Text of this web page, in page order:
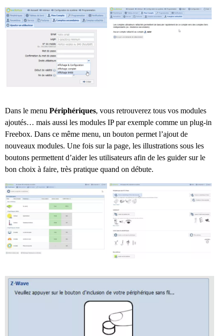
Dans le menu Périphériques, vous retrouverez tous vos modules
ajoutés… mais aussi les modules IP par exemple comme un plug-in
Freebox. Dans ce même menu, un bouton permet l’ajout de
nouveaux modules. Une fois sur la page, les illustrations sous les
boutons permettent d’aider les utilisateurs afin de les guider sur le
bon choix à faire, très pratique quand on débute.